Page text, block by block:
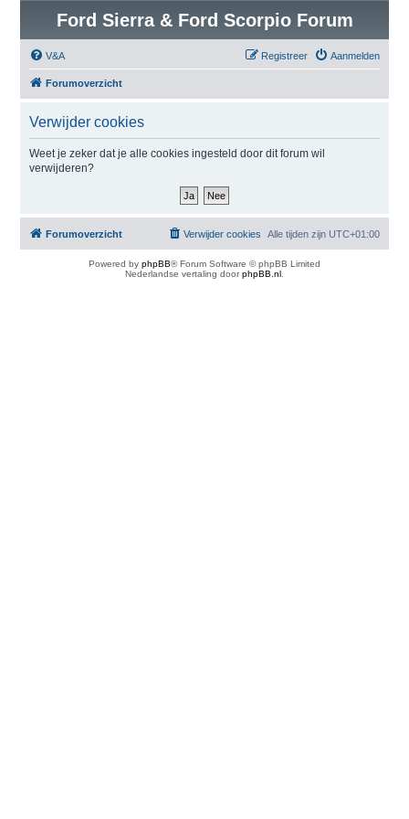
Ford Sierra & Ford Scorpio Forum
V&A Aanmelden
Registreer
Forumoverzicht
Verwijder cookies
Weet je zeker dat je alle cookies ingesteld door dit forum wil
verwijderen?
Forumoverzicht Alle tijden zijn UTC+01:00
Verwijder cookies
Powered by phpBB® Forum Software © phpBB Limited
Nederlandse vertaling doorphpBB.nl